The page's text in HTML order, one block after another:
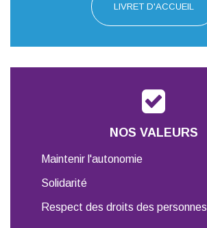
LIVRET D'ACCUEIL
NOS VALEURS
Maintenir l'autonomie
Solidarité
Respect des droits des personnes